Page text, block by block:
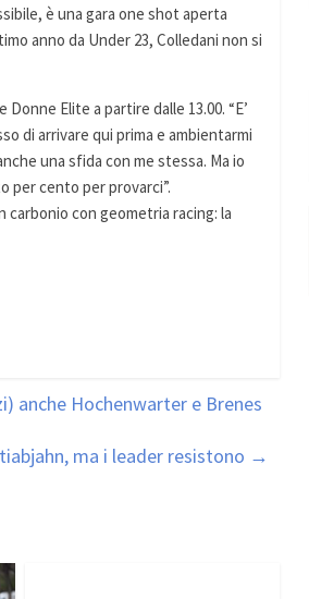
è una gara one shot aperta
anno da Under 23, Colledani non si
Elite a partire dalle 13.00. “E’
di arrivare qui prima e ambientarmi
una sfida con me stessa. Ma io
per cento per provarci”.
carbonio con geometria racing: la
anche Hochenwarter e Brenes
ma i leader resistono →